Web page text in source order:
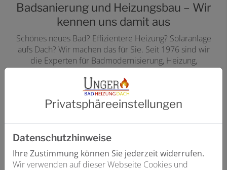
Badsanierung und Heizungsbau – Wir
kennen uns damit aus
Schönes neues Bad? Effizientere Heizung? Solaranlage
aufs Dach? Wir machen das für Sie. Seit 1976 sind wir
die Experten für Badmodernisierung, Heizung,
Meisterbetrieb legen wir größten Wert auf
Zuverlässigkeit, Qualität und Sachverstand und haben
viele zufriedene Kunden – nicht nur in Mühltroff,
anpacken?
Privatsphäre­einstellungen
Datenschutzhinweise
Ihre Zustimmung können Sie jederzeit widerrufen.
Wir verwenden auf dieser Webseite Cookies und